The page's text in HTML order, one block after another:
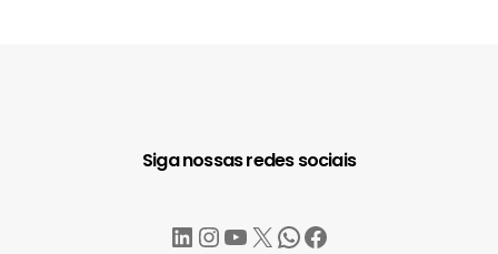
Siga nossas redes sociais
LinkedIn
Instagram
YouTube
X WhatsApp
Facebook